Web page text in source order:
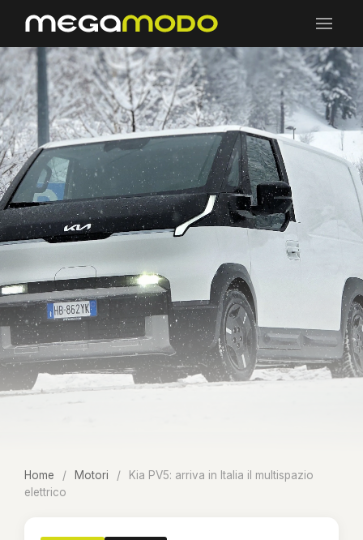
Home / Motori /
Kia PV5: arriva in Italia il multispazio
elettrico